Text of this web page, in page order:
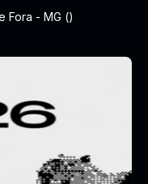
Fora - MG ()